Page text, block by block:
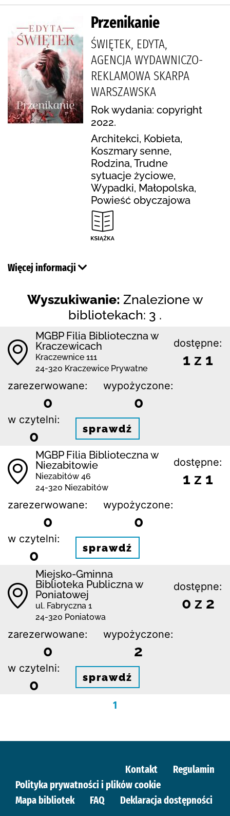
Przenikanie
ŚWIĘTEK, EDYTA,
AGENCJA WYDAWNICZO-
REKLAMOWA SKARPA
WARSZAWSKA
Rok wydania: copyright
2022.
Architekci, Kobieta,
Koszmary senne,
Rodzina, Trudne
sytuacje życiowe,
Wypadki, Małopolska,
Powieść obyczajowa
Więcej informacji
Wyszukiwanie: Znalezione w
bibliotekach: 3 .
MGBP Filia Biblioteczna w
Kraczewicach
Kraczewnice 111
24-320 Kraczewice Prywatne
dostępne:
1 z 1
zarezerwowane:
0
wypożyczone:
0
w czytelni:
0 sprawdź
MGBP Filia Biblioteczna w
Niezabitowie
Niezabitów 46
24-320 Niezabitów
dostępne:
1 z 1
zarezerwowane:
0
wypożyczone:
0
w czytelni:
0 sprawdź
Miejsko-Gminna
Biblioteka Publiczna w
Poniatowej
ul. Fabryczna 1
24-320 Poniatowa
dostępne:
0 z 2
zarezerwowane:
0
wypożyczone:
2
w czytelni:
0 sprawdź
1
Kontakt
Regulamin
Polityka prywatności i plików cookie
Mapa bibliotek
FAQ Deklaracja dostępności